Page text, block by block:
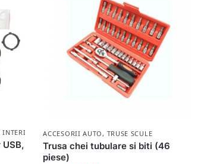
ACCESORII AUTO, TRUSE SCULE
Trusa chei tubulare si biti (46
piese)